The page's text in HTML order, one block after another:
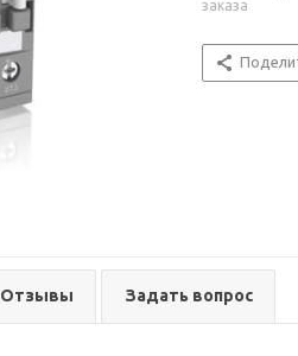
заказа
Отзывы Задать вопрос